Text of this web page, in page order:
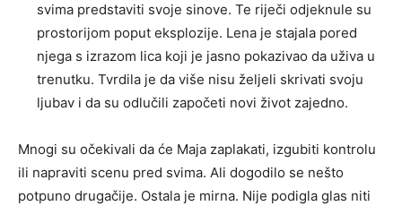
svima predstaviti svoje sinove. Te riječi odjeknule su
prostorijom poput eksplozije. Lena je stajala pored
njega s izrazom lica koji je jasno pokazivao da uživa u
trenutku. Tvrdila je da više nisu željeli skrivati svoju
ljubav i da su odlučili započeti novi život zajedno.
Mnogi su očekivali da će Maja zaplakati, izgubiti kontrolu
ili napraviti scenu pred svima. Ali dogodilo se nešto
potpuno drugačije. Ostala je mirna. Nije podigla glas niti